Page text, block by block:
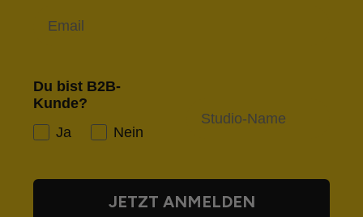
Du bist B2B-
Kunde?
Ja
Nein
JETZT ANMELDEN